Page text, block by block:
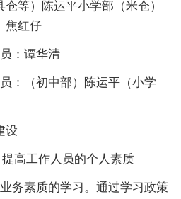
等）陈运平小学部（米仓）
焦红仔
：谭华清
：（初中部）陈运平（小学
设
高工作人员的个人素质
务素质的学习。通过学习政策